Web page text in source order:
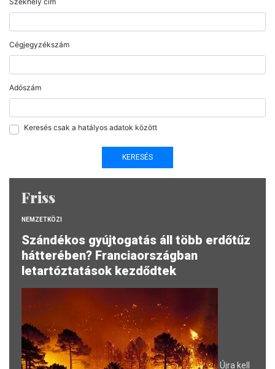
Cégjegyzékszám
Adószám
Keresés csak a hatályos adatok között
Friss
NEMZETKÖZI
Szándékos gyújtogatás áll több erdőtűz
hátterében? Franciaországban
letartóztatások kezdődtek
Újra kell